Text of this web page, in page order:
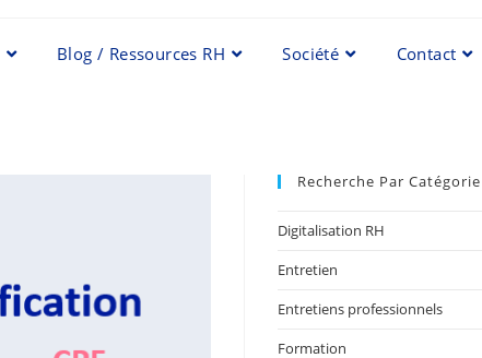
Blog / Ressources RH Société Contact
Recherche Par Catégorie
Digitalisation RH
Entretien
Entretiens professionnels
Formation